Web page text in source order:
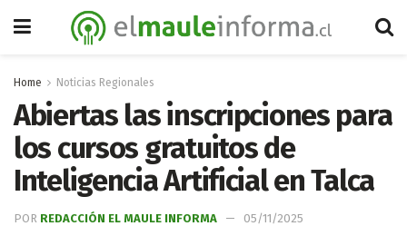
Home Noticias Regionales
Abiertas las inscripciones para
los cursos gratuitos de
Inteligencia Artificial en Talca
POR REDACCIÓN EL MAULE INFORMA 05/11/2025